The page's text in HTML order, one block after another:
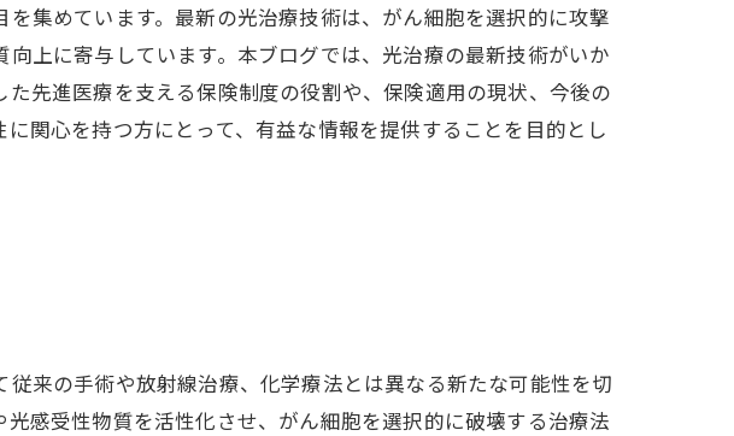
集めています。最新の光治療技術は、がん細胞を選択的に攻撃
上に寄与しています。本ブログでは、光治療の最新技術がいか
先進医療を支える保険制度の役割や、保険適用の現状、今後の
関心を持つ方にとって、有益な情報を提供することを目的とし
来の手術や放射線治療、化学療法とは異なる新たな可能性を切
感受性物質を活性化させ、がん細胞を選択的に破壊する治療法